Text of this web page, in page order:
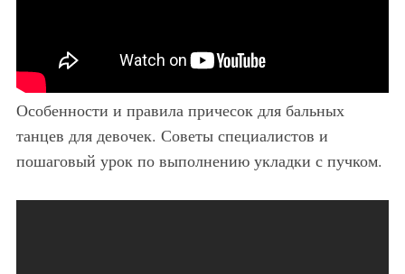
Особенности и правила причесок для бальных
танцев для девочек. Советы специалистов и
пошаговый урок по выполнению укладки с пучком.